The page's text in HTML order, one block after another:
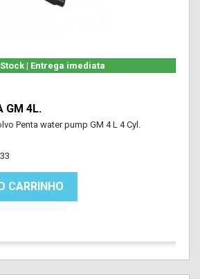
Stock | Entrega imediata
GM 4L.
Penta water pump GM 4 L 4 Cyl.
CARRINHO